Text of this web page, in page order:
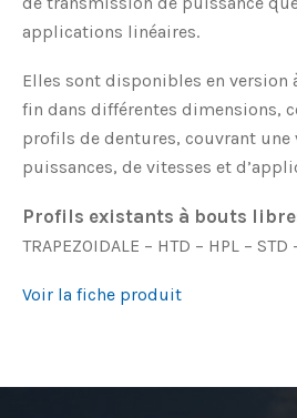
applications linéaires.
Elles sont disponibles en version
fin dans différentes dimensions,
profils de dentures, couvrant une
puissances, de vitesses et
Profils existants à bouts
TRAPEZOIDALE – HTD – HPL – STD
Voir la fiche produit